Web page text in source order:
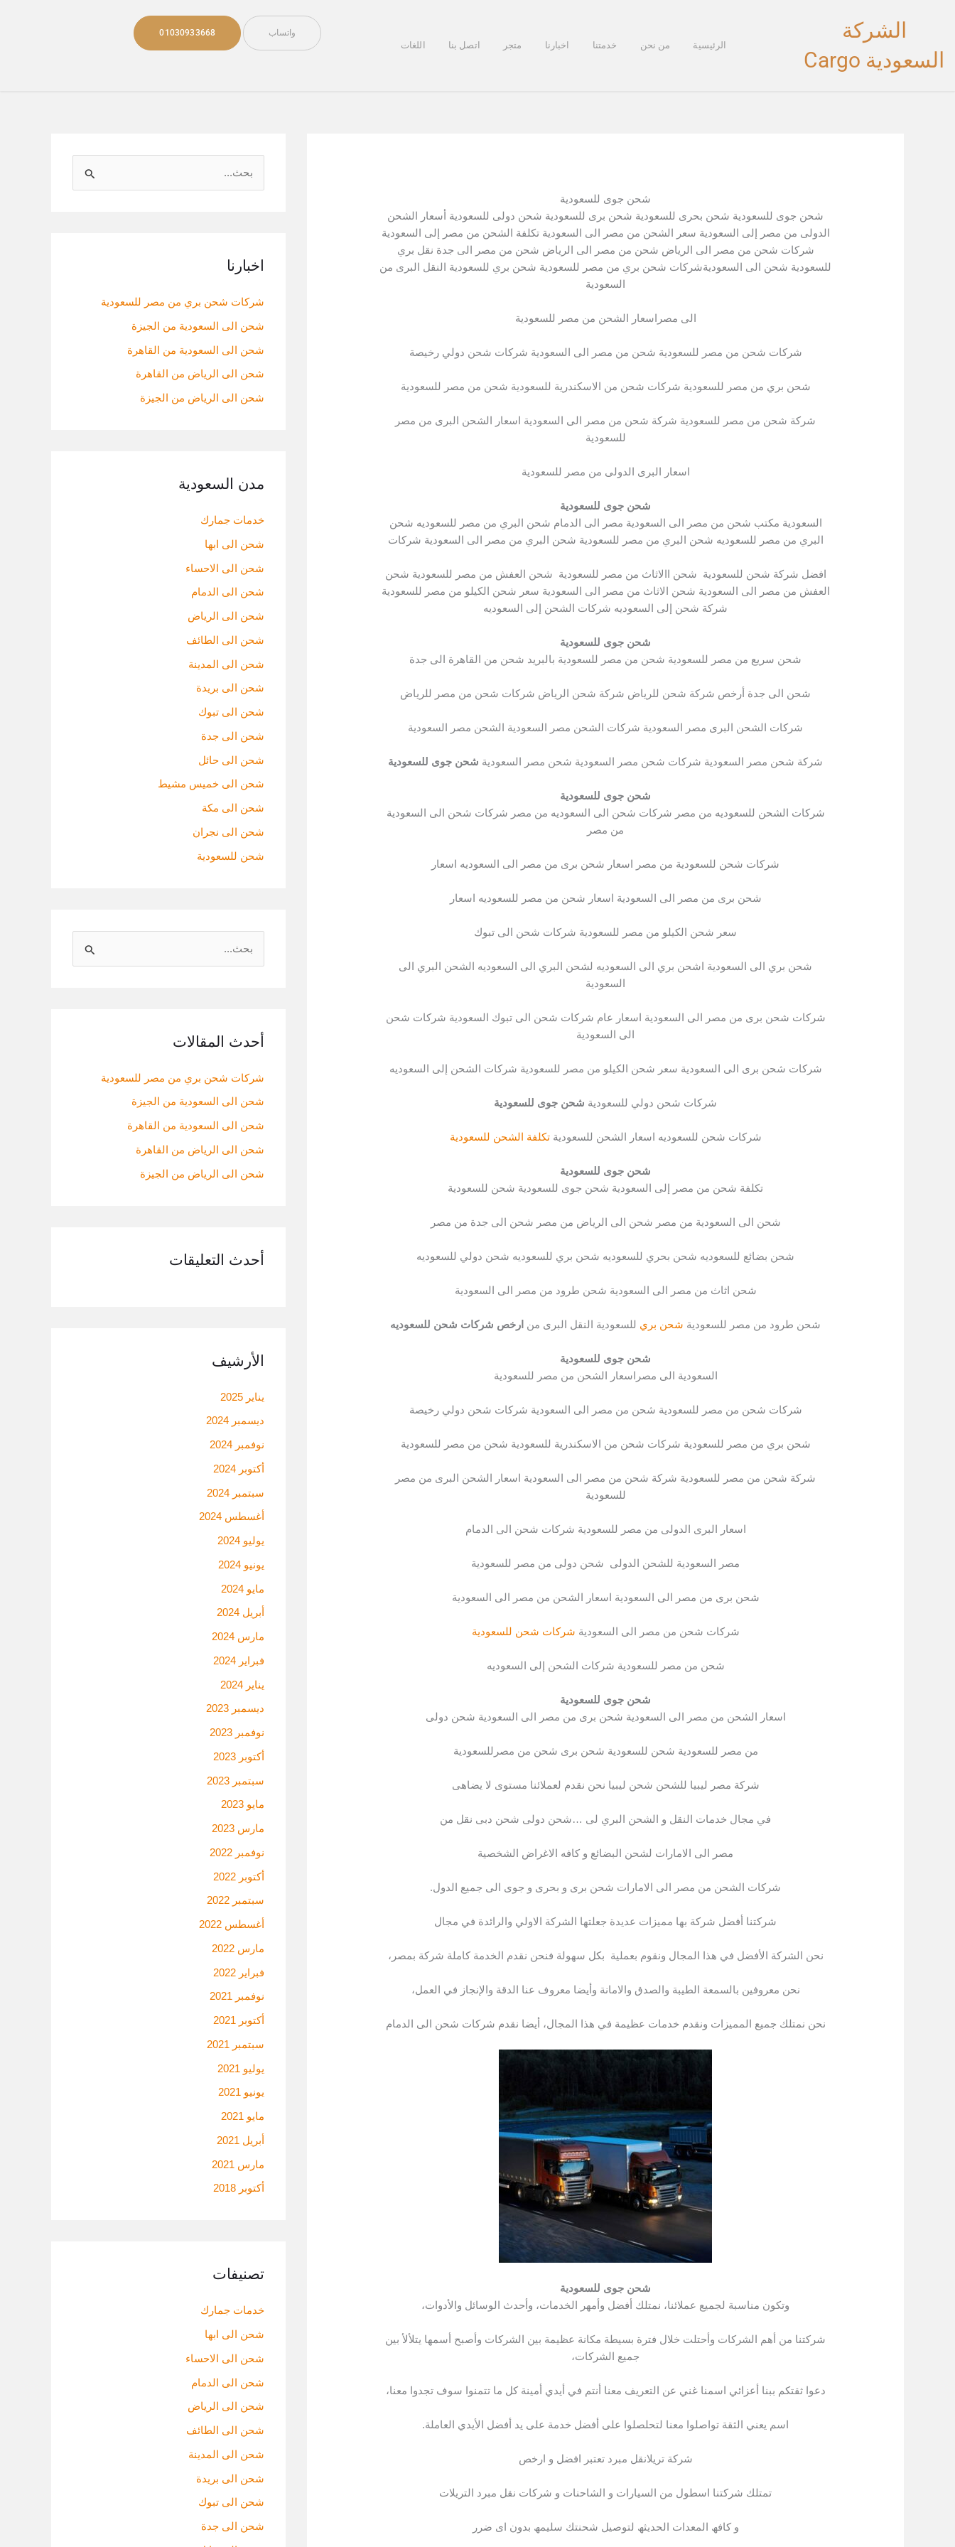
الشركة
السعودية Cargo
الرئيسية من نحن خدمتنا اخبارنا متجر اتصل بنا اللغات
واتساب 01030933668
شحن جوى للسعودية
شحن جوى للسعودية شحن بحرى للسعودية شحن برى للسعودية شحن دولى للسعودية أسعار الشحن
الدولى من مصر إلى السعودية سعر الشحن من مصر الى السعودية تكلفة الشحن من مصر إلى السعودية
شركات شحن من مصر الى الرياض شحن من مصر الى الرياض شحن من مصر الى جدة نقل بري
للسعودية شحن الى السعوديةشركات شحن بري من مصر للسعودية شحن بري للسعودية النقل البرى من
السعودية
الى مصراسعار الشحن من مصر للسعودية
شركات شحن من مصر للسعودية شحن من مصر الى السعودية شركات شحن دولي رخيصة
شحن بري من مصر للسعودية شركات شحن من الاسكندرية للسعودية شحن من مصر للسعودية
شركة شحن من مصر للسعودية شركة شحن من مصر الى السعودية اسعار الشحن البرى من مصر
للسعودية
اسعار البرى الدولى من مصر للسعودية
شحن جوى للسعودية
السعودية مكتب شحن من مصر الى السعودية مصر الى الدمام شحن البري من مصر للسعوديه شحن
البري من مصر للسعوديه شحن البري من مصر للسعودية شحن البري من مصر الى السعودية شركات
افضل شركة شحن للسعودية شحن االاثاث من مصر للسعودية شحن العفش من مصر للسعودية شحن
العفش من مصر الى السعودية شحن الاثاث من مصر الى السعودية سعر شحن الكيلو من مصر للسعودية
شركة شحن إلى السعوديه شركات الشحن إلى السعوديه
شحن جوى للسعودية
شحن سريع من مصر للسعودية شحن من مصر للسعودية بالبريد شحن من القاهرة الى جدة
شحن الى جدة أرخص شركة شحن للرياض شركة شحن الرياض شركات شحن من مصر للرياض
شركات الشحن البرى مصر السعودية شركات الشحن مصر السعودية الشحن مصر السعودية
شركة شحن مصر السعودية شركات شحن مصر السعودية شحن مصر السعودية شحن جوى للسعودية
شحن جوى للسعودية
شركات الشحن للسعوديه من مصر شركات شحن الى السعوديه من مصر شركات شحن الى السعودية
من مصر
شركات شحن للسعودية من مصر اسعار شحن برى من مصر الى السعوديه اسعار
شحن برى من مصر الى السعودية اسعار شحن من مصر للسعوديه اسعار
سعر شحن الكيلو من مصر للسعودية شركات شحن الى تبوك
شحن بري الى السعودية اشحن بري الى السعوديه لشحن البري الى السعوديه الشحن البري الى
السعودية
شركات شحن برى من مصر الى السعودية اسعار عام شركات شحن الى تبوك السعودية شركات شحن
الى السعودية
شركات شحن برى الى السعودية سعر شحن الكيلو من مصر للسعودية شركات الشحن إلى السعوديه
شركات شحن دولي للسعودية شحن جوى للسعودية
شركات شحن للسعوديه اسعار الشحن للسعوديةتكلفة الشحن للسعودية
شحن جوى للسعودية
تكلفة شحن من مصر إلى السعودية شحن جوى للسعودية شحن للسعودية
شحن الى السعودية من مصر شحن الى الرياض من مصر شحن الى جدة من مصر
شحن بضائع للسعوديه شحن بحري للسعوديه شحن بري للسعوديه شحن دولي للسعوديه
شحن اثاث من مصر الى السعودية شحن طرود من مصر الى السعودية
شحن طرود من مصر للسعودية شحن بري للسعودية النقل البرى من ارخص شركات شحن للسعوديه
شحن جوى للسعودية
السعودية الى مصراسعار الشحن من مصر للسعودية
شركات شحن من مصر للسعودية شحن من مصر الى السعودية شركات شحن دولي رخيصة
شحن بري من مصر للسعودية شركات شحن من الاسكندرية للسعودية شحن من مصر للسعودية
شركة شحن من مصر للسعودية شركة شحن من مصر الى السعودية اسعار الشحن البرى من مصر
للسعودية
اسعار البرى الدولى من مصر للسعودية شركات شحن الى الدمام
مصر السعودية للشحن الدولى شحن دولى من مصر للسعودية
شحن برى من مصر الى السعودية اسعار الشحن من مصر الى السعودية
شركات شحن من مصر الى السعودية شركات شحن للسعودية
شحن من مصر للسعودية شركات الشحن إلى السعوديه
شحن جوى للسعودية
اسعار الشحن من مصر الى السعودية شحن برى من مصر الى السعودية شحن دولى
من مصر للسعودية شحن للسعودية شحن برى شحن من مصرللسعودية
شركة مصر ليبيا للشحن شحن ليبيا نحن نقدم لعملائنا مستوى لا يضاهى
في مجال خدمات النقل و الشحن البري لى …شحن دولى شحن دبى نقل من
مصر الى الامارات لشحن البضائع و كافه الاغراض الشخصية
شركات الشحن من مصر الى الامارات شحن برى و بحرى و جوى الى جميع الدول.
شركتنا أفضل شركة بها مميزات عديدة جعلتها الشركة الاولي والرائدة في مجال
نحن الشركة الأفضل في هذا المجال ونقوم بعملية بكل سهولة فنحن نقدم الخدمة كاملة شركة بمصر،
نحن معروفين بالسمعة الطيبة والصدق والامانة وأيضا معروف عنا الدقة والإنجاز في العمل،
نحن نمتلك جميع المميزات ونقدم خدمات عظيمة في هذا المجال، أيضا نقدم شركات شحن الى الدمام
شحن جوى للسعودية
وتكون مناسبة لجميع عملائنا، نمتلك أفضل وأمهر الخدمات، وأحدث الوسائل والأدوات،
شركتنا من أهم الشركات وأحتلت خلال فترة بسيطة مكانة عظيمة بين الشركات وأصبح أسمها يتلألأ بين
جميع الشركات،
دعوا ثقتكم ببنا أعزائي اسمنا غني عن التعريف معنا أنتم في أيدي أمينة كل ما تتمنوا سوف تجدوا معنا،
اسم يعني الثقة تواصلوا معنا لتحلصلوا على أفضل خدمة على يد أفضل الأيدي العاملة.
شركة تريلانقل مبرد تعتبر افضل و ارخص
تمتلك شركتنا اسطول من السیارات و الشاحنات و شركات نقل مبرد التریلات
و كافھ المعدات الحدیثھ لتوصیل شحنتك سلیمھ بدون اى ضرر
ث
ن
:
اخبارنا
شركات شحن بري من مصر للسعودية
شحن الى السعودية من الجيزة
شحن الى السعودية من القاهرة
شحن الى الرياض من القاهرة
شحن الى الرياض من الجيزة
مدن السعودية
خدمات جمارك
شحن الى ابها
شحن الى الاحساء
شحن الى الدمام
شحن الى الرياض
شحن الى الطائف
شحن الى المدينة
شحن الى بريدة
شحن الى تبوك
شحن الى جدة
شحن الى حائل
شحن الى خميس مشيط
شحن الى مكة
شحن الى نجران
شحن للسعودية
ث
ن
:
أحدث المقالات
شركات شحن بري من مصر للسعودية
شحن الى السعودية من الجيزة
شحن الى السعودية من القاهرة
شحن الى الرياض من القاهرة
شحن الى الرياض من الجيزة
أحدث التعليقات
الأرشيف
يناير 2025
ديسمبر 2024
نوفمبر 2024
أكتوبر 2024
سبتمبر 2024
أغسطس 2024
يوليو 2024
يونيو 2024
مايو 2024
أبريل 2024
مارس 2024
فبراير 2024
يناير 2024
ديسمبر 2023
نوفمبر 2023
أكتوبر 2023
سبتمبر 2023
مايو 2023
مارس 2023
نوفمبر 2022
أكتوبر 2022
سبتمبر 2022
أغسطس 2022
مارس 2022
فبراير 2022
نوفمبر 2021
أكتوبر 2021
سبتمبر 2021
يوليو 2021
يونيو 2021
مايو 2021
أبريل 2021
مارس 2021
أكتوبر 2018
تصنيفات
خدمات جمارك
شحن الى ابها
شحن الى الاحساء
شحن الى الدمام
شحن الى الرياض
شحن الى الطائف
شحن الى المدينة
شحن الى بريدة
شحن الى تبوك
شحن الى جدة